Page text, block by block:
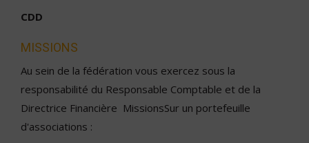
CDD
MISSIONS
Au sein de la fédération vous exercez sous la
responsabilité du Responsable Comptable et de la
Directrice Financière MissionsSur un portefeuille
d'associations :